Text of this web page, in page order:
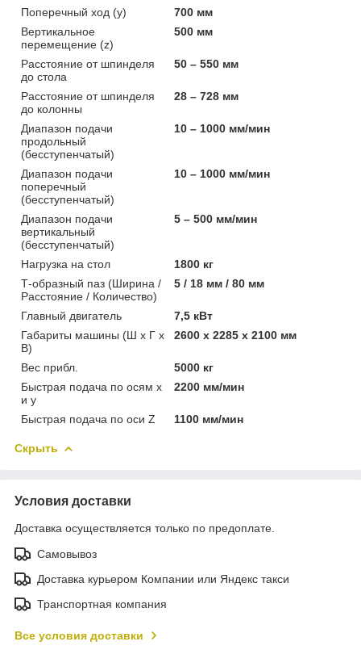
Поперечный ход (y)
700 мм
Вертикальное
перемещение (z)
500 мм
Расстояние от шпинделя
до стола
50 – 550 мм
Расстояние от шпинделя
до колонны
28 – 728 мм
Диапазон подачи
продольный
(бесступенчатый)
10 – 1000 мм/мин
Диапазон подачи
поперечный
(бесступенчатый)
10 – 1000 мм/мин
Диапазон подачи
вертикальный
(бесступенчатый)
5 – 500 мм/мин
Нагрузка на стол
1800 кг
Т-образный паз (Ширина /
Расстояние / Количество)
5 / 18 мм / 80 мм
Главный двигатель
7,5 кВт
Габариты машины (Ш x Г x
В)
2600 x 2285 x 2100 мм
Вес прибл.
5000 кг
Быстрая подача по осям x
и y
2200 мм/мин
Быстрая подача по оси Z 1100 мм/мин
Скрыть
Условия доставки
Доставка осуществляется только по предоплате.
Самовывоз
Доставка курьером Компании или Яндекс такси
Транспортная компания
Все условия доставки